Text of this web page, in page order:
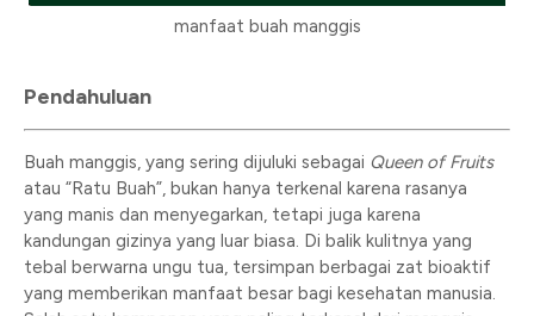
manfaat buah manggis
Pendahuluan
Buah manggis, yang sering dijuluki sebagai Queen of Fruits
atau “Ratu Buah”, bukan hanya terkenal karena rasanya
yang manis dan menyegarkan, tetapi juga karena
kandungan gizinya yang luar biasa. Di balik kulitnya yang
tebal berwarna ungu tua, tersimpan berbagai zat bioaktif
yang memberikan manfaat besar bagi kesehatan manusia.